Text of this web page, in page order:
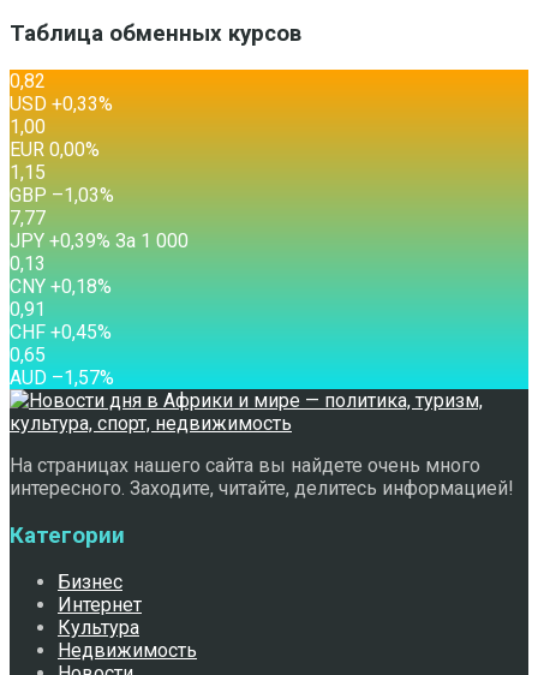
Таблица обменных курсов
0,82
USD +0,33%
1,00
EUR 0,00%
1,15
GBP –1,03%
7,77
JPY +0,39% За 1 000
0,13
CNY +0,18%
0,91
CHF +0,45%
0,65
AUD –1,57%
На страницах нашего сайта вы найдете очень много
интересного. Заходите, читайте, делитесь информацией!
Категории
Бизнес
Интернет
Культура
Недвижимость